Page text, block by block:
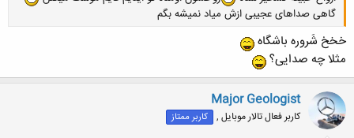
گاهی صداهای عجیبی ازش میاد نمیشه بگم
خخخ شَروره باشگاه
مثلا چه صدایی؟
Major Geologist
کاربر فعال تالار موبایل , کاربر ممتاز